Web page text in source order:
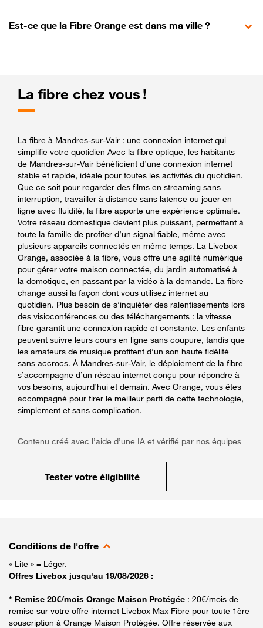
Est-ce que la Fibre Orange est dans ma ville ?
La fibre chez vous !
La fibre à Mandres-sur-Vair : une connexion internet qui
simplifie votre quotidien Avec la fibre optique, les habitants
de Mandres-sur-Vair bénéficient d’une connexion internet
stable et rapide, idéale pour toutes les activités du quotidien.
Que ce soit pour regarder des films en streaming sans
interruption, travailler à distance sans latence ou jouer en
ligne avec fluidité, la fibre apporte une expérience optimale.
Votre réseau domestique devient plus puissant, permettant à
toute la famille de profiter d’un signal fiable, même avec
plusieurs appareils connectés en même temps. La Livebox
Orange, associée à la fibre, vous offre une agilité numérique
pour gérer votre maison connectée, du jardin automatisé à
la domotique, en passant par la vidéo à la demande. La fibre
change aussi la façon dont vous utilisez internet au
quotidien. Plus besoin de s’inquiéter des ralentissements lors
des visioconférences ou des téléchargements : la vitesse
fibre garantit une connexion rapide et constante. Les enfants
peuvent suivre leurs cours en ligne sans coupure, tandis que
les amateurs de musique profitent d’un son haute fidélité
sans accrocs. À Mandres-sur-Vair, le déploiement de la fibre
s’accompagne d’un réseau internet conçu pour répondre à
vos besoins, aujourd’hui et demain. Avec Orange, vous êtes
accompagné pour tirer le meilleur parti de cette technologie,
simplement et sans complication.
Contenu créé avec l’aide d’une IA et vérifié par nos équipes
Tester votre éligibilité
Conditions de l'offre
« Lite » = Léger.
Offres Livebox jusqu'au 19/08/2026 :
* Remise 20€/mois Orange Maison Protégée : 20€/mois de
remise sur votre offre internet Livebox Max Fibre pour toute 1ère
souscription à Orange Maison Protégée. Offre réservée aux